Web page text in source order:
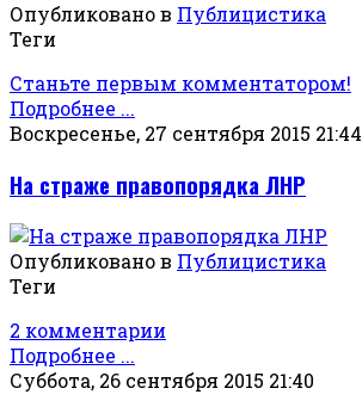
Опубликовано в Публицистика
Теги
Станьте первым комментатором!
Подробнее ...
Воскресенье, 27 сентября 2015 21:44
На страже правопорядка ЛНР
Опубликовано в Публицистика
Теги
2 комментарии
Подробнее ...
Суббота, 26 сентября 2015 21:40